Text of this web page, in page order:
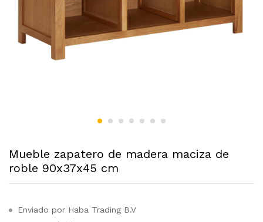
Mueble zapatero de madera maciza de
roble 90x37x45 cm
Enviado por Haba Trading B.V